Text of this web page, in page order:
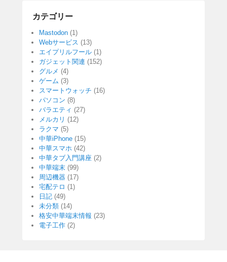
カテゴリー
Mastodon (1)
Webサービス (13)
エイプリルフール (1)
ガジェット関連 (152)
グルメ (4)
ゲーム (3)
スマートウォッチ (16)
パソコン (8)
バラエティ (27)
メルカリ (12)
ラクマ (5)
中華iPhone (15)
中華スマホ (42)
中華タブ入門講座 (2)
中華端末 (99)
周辺機器 (17)
宅配テロ (1)
日記 (49)
未分類 (14)
格安中華端末情報 (23)
電子工作 (2)